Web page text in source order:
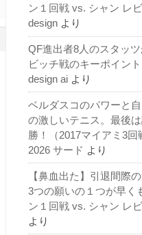
ン１回戦 vs. シャン レビ
design より
QF進出者8人のスタッ
ビッチ戦のキーポイン
design ai より
ベルダスコのパワーと
の激しいテニス。最後
勝！（2017マイアミ3回
2026 サード より
【鼻血出た】引退間際
3つの願いの１つが早く
ン１回戦 vs. シャン レビ
より